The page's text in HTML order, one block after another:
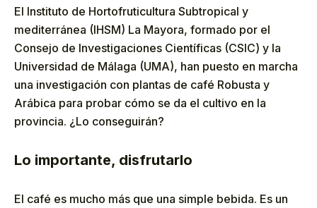
El Instituto de Hortofruticultura Subtropical y
mediterránea (IHSM) La Mayora, formado por el
Consejo de Investigaciones Científicas (CSIC) y la
Universidad de Málaga (UMA), han puesto en marcha
una investigación con plantas de café Robusta y
Arábica para probar cómo se da el cultivo en la
provincia. ¿Lo conseguirán?
Lo importante, disfrutarlo
El café es mucho más que una simple bebida. Es un